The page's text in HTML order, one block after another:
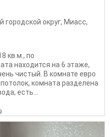
городской округ, Миасс,
кв.м., по
находится на 6 этаже,
чистый. В комнате евро
комната разделена
есть...